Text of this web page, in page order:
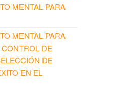
MENTAL PARA
MENTAL PARA
DE
DE
EN EL